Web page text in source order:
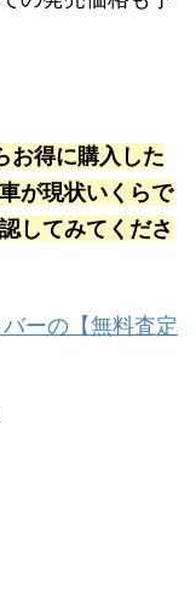
お得に購入した
が現状いくらで
してみてくださ
ーの【無料査定